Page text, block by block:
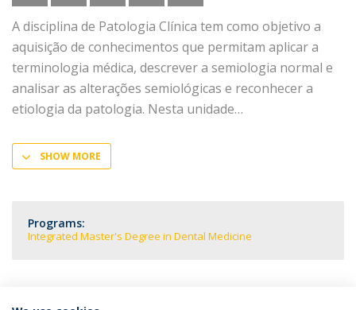
A disciplina de Patologia Clínica tem como objetivo a
aquisição de conhecimentos que permitam aplicar a
terminologia médica, descrever a semiologia normal e
analisar as alterações semiológicas e reconhecer a
etiologia da patologia. Nesta unidade
SHOW MORE
Programs:
Integrated Master's Degree in Dental Medicine